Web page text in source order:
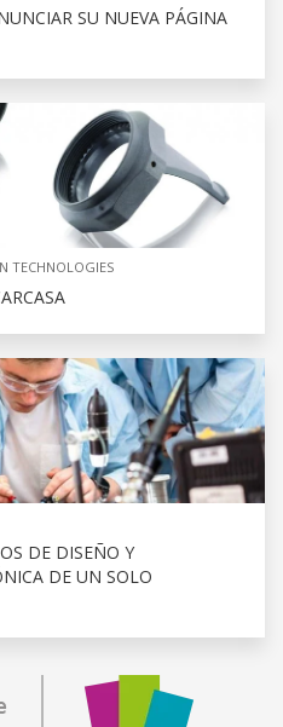
SU NUEVA PÁGINA
TECHNOLOGIES
DE DISEÑO Y
DE UN SOLO